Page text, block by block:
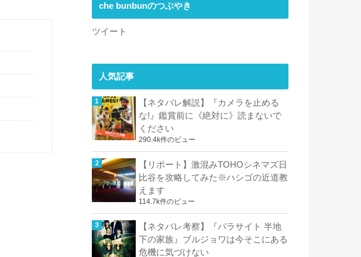
che bunbunのつぶやき
ツイート
人気記事
【ネタバレ解説】『カメラを止める
な!』鑑賞前に《絶対に》読まないで
ください
290.4k件のビュー
【リポート】激混みTOHOシネマズ日
比谷を攻略してみた※ハシゴの近道教
えます
114.7k件のビュー
【ネタバレ考察】『パラサイト 半地
下の家族』ブルジョワは今そこにある
危機に気づけない